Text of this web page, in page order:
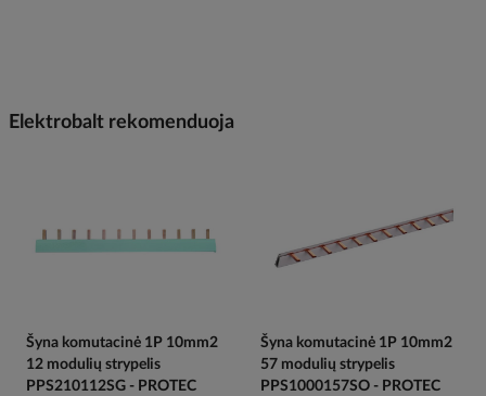
Elektrobalt rekomenduoja
Šyna komutacinė 1P 10mm2
12 modulių strypelis
PPS210112SG - PROTEC
Šyna komutacinė 1P 10mm2
57 modulių strypelis
PPS1000157SO - PROTEC